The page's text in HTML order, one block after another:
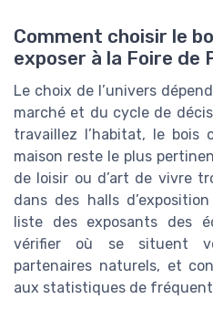
Comment choisir le
exposer à la Foire de
Le choix de l’univers
marché et du cycle de
travaillez l’habitat, le bois
maison reste le plus
de loisir ou d’art de vivre
dans des halls
liste des exposants des
vérifier où se situent
partenaires naturels, et
aux statistiques de